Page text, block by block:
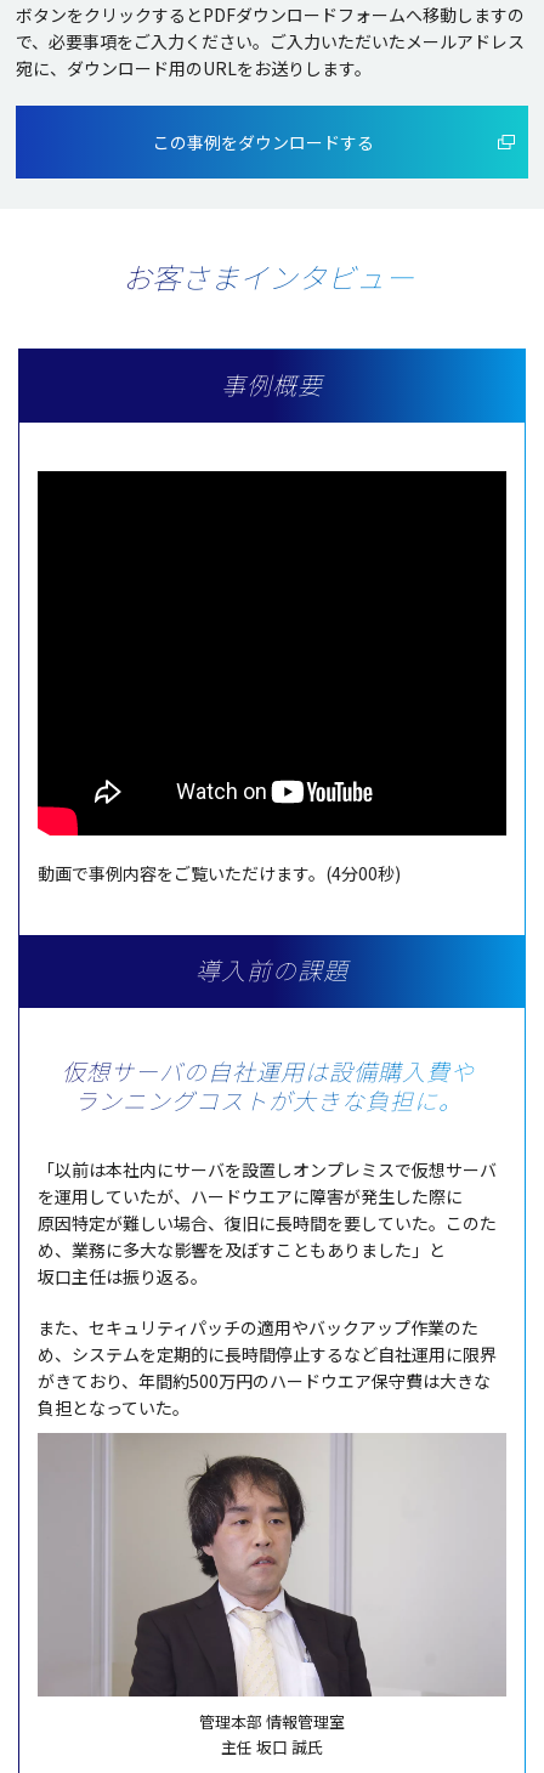
ボタンをクリックするとPDFダウンロードフォームへ移動しますの
で、必要事項をご入力ください。 ご入力いただいたメールアドレス
宛に、ダウンロード用のURLをお送りします。
この事例をダウンロードする
お客さまインタビュー
事例概要
動画で事例内容をご覧いただけます。(4分00秒)
導入前の課題
仮想サーバの自社運用は設備購入費や
ランニングコストが大きな負担に。
管理本部 情報管理室
主任 坂口 誠氏
「以前は本社内にサーバを設置 しオンプレミスで仮想サーバ
を運用 していたが、 ハードウエアに障害が発生 した際に
原因特定が難しい場合、 復旧に長時間を要していた。このた
め、 業務に多大な影響を及ぼすこともありました」と
坂口主任は振り返る。
また、 セキュリティパッチの適用やバックアップ作業のた
め、 システムを定期的に長時間停止するなど自社運用に限界
がきており、 年間約500万円のハードウエア保守費は大きな
負担となっていた。